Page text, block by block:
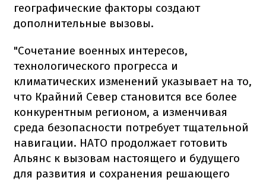
географические факторы создают
дополнительные вызовы.
"Сочетание военных интересов,
технологического прогресса и
климатических изменений указывает на то,
что Крайний Север становится все более
конкурентным регионом, а изменчивая
среда безопасности потребует тщательной
навигации. НАТО продолжает готовить
Альянс к вызовам настоящего и будущего
для развития и сохранения решающего